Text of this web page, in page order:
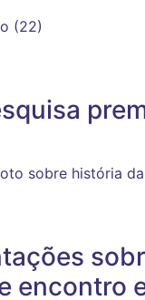
(22)
sobre história
encontro